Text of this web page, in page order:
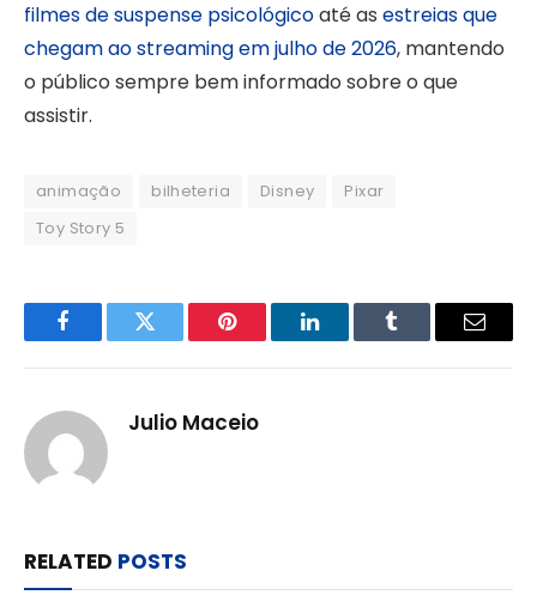
filmes de suspense psicológicoaté as estreias que
chegam ao streaming em julho de 2026, mantendo
o público sempre bem informado sobre o que
assistir.
animação bilheteria Disney
Pixar
Toy Story 5
FacebookTwitter Pinterest LinkedInTumblr Email
Julio Maceio
RELATED POSTS